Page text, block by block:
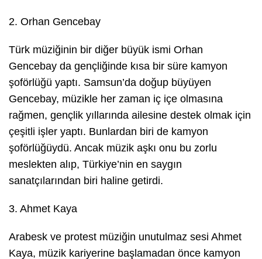
2. Orhan Gencebay
Türk müziğinin bir diğer büyük ismi Orhan
Gencebay da gençliğinde kısa bir süre kamyon
şoförlüğü yaptı. Samsun’da doğup büyüyen
Gencebay, müzikle her zaman iç içe olmasına
rağmen, gençlik yıllarında ailesine destek olmak için
çeşitli işler yaptı. Bunlardan biri de kamyon
şoförlüğüydü. Ancak müzik aşkı onu bu zorlu
meslekten alıp, Türkiye’nin en saygın
sanatçılarından biri haline getirdi.
3. Ahmet Kaya
Arabesk ve protest müziğin unutulmaz sesi Ahmet
Kaya, müzik kariyerine başlamadan önce kamyon